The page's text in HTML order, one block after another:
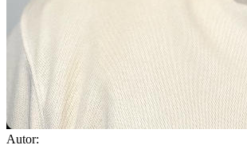
Autor: